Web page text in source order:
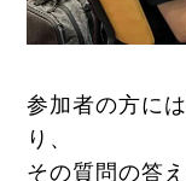
参加者の方に
り、
その質問の答